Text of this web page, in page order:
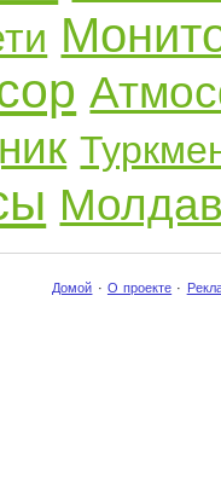
Домой · О проекте ·